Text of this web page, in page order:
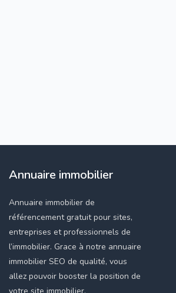
Annuaire immobilier
Annuaire immobilier de
référencement gratuit pour sites,
entreprises et professionnels de
l’immobilier. Grace à notre annuaire
immobilier SEO de qualité, vous
allez pouvoir booster la position de